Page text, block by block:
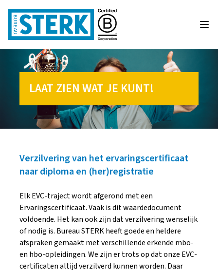
LAAT ZIEN WAT JE KUNT!
Verzilvering van het ervaringscertificaat
naar diploma en (her)registratie
Elk EVC-traject wordt afgerond met een
Ervaringscertificaat. Vaak is dit waardedocument
voldoende. Het kan ook zijn dat verzilvering wenselijk
of nodig is. Bureau STERK heeft goede en heldere
afspraken gemaakt met verschillende erkende mbo-
en hbo-opleidingen. We zijn er trots op dat onze EVC-
certificaten altijd verzilverd kunnen worden. Daar